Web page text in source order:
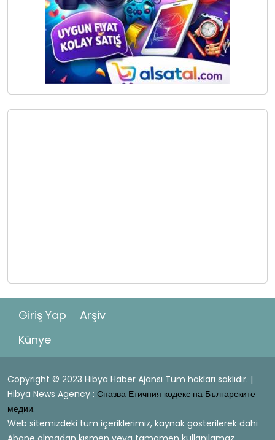
Giriş Yap
Arşiv
Künye
Copyright © 2023 Hibya Haber Ajansı Tüm hakları saklıdır. |
Hibya News Agency : Спазва Етичния кодекс на Българските
медии.
Web sitemizdeki tüm içeriklerimiz, kaynak gösterilerek dahi